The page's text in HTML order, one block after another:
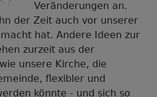
Veränderungen an.
der Zeit auch vor unserer
hat. Andere Ideen zur
zurzeit aus der
unsere Kirche, die
flexibler und
könnte - und sich so